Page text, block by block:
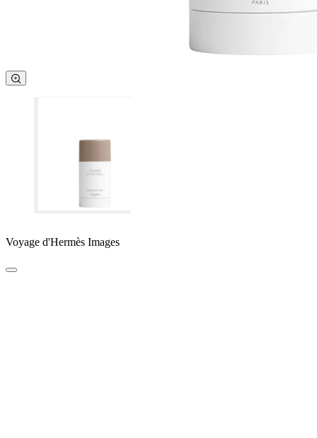
Voyage d'Hermès Images